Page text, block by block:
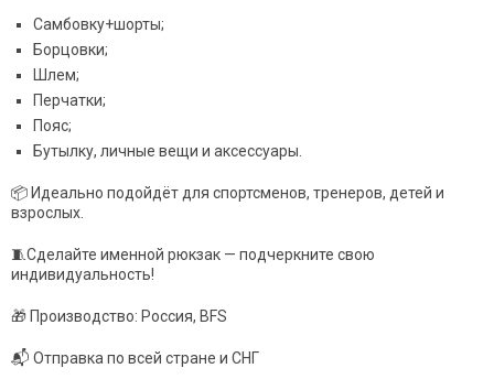
Самбовку+шорты;
Борцовки;
Шлем;
Перчатки;
Пояс;
Бутылку, личные вещи и аксессуары.
📦 Идеально подойдёт для спортсменов, тренеров, детей и
взрослых.
🧵Сделайте именной рюкзак — подчеркните свою
индивидуальность!
🎁 Производство: Россия, BFS
📬 Отправка по всей стране и СНГ